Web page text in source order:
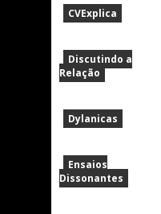
CVExplica
Discutindo a
Relação
Dylanicas
Ensaios
Dissonantes